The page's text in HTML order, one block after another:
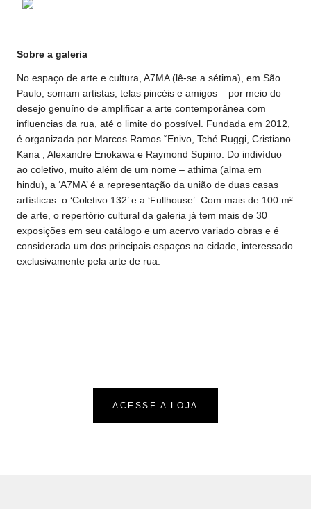
Sobre a galeria
No espaço de arte e cultura, A7MA (lê-se a sétima), em São
Paulo, somam artistas, telas pincéis e amigos – por meio do
desejo genuíno de amplificar a arte contemporânea com
influencias da rua, até o limite do possível. Fundada em 2012,
é organizada por Marcos Ramos ˚Enivo, Tché Ruggi, Cristiano
Kana , Alexandre Enokawa e Raymond Supino. Do indivíduo
ao coletivo, muito além de um nome – athima (alma em
hindu), a ‘A7MA’ é a representação da união de duas casas
artísticas: o ‘Coletivo 132’ e a ‘Fullhouse’. Com mais de 100 m²
de arte, o repertório cultural da galeria já tem mais de 30
exposições em seu catálogo e um acervo variado obras e é
considerada um dos principais espaços na cidade, interessado
exclusivamente pela arte de rua.
ACESSE A LOJA